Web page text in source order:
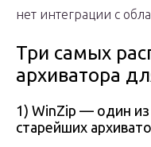
нет интеграции с
Три самых
архиватора
1) WinZip — один
старейших